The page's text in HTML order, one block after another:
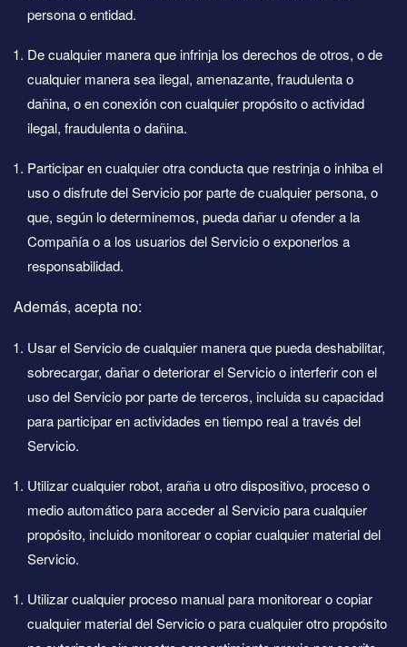
persona o entidad.
De cualquier manera que infrinja los derechos de otros, o de
cualquier manera sea ilegal, amenazante, fraudulenta o
dañina, o en conexión con cualquier propósito o actividad
ilegal, fraudulenta o dañina.
Participar en cualquier otra conducta que restrinja o inhiba el
uso o disfrute del Servicio por parte de cualquier persona, o
que, según lo determinemos, pueda dañar u ofender a la
Compañía o a los usuarios del Servicio o exponerlos a
responsabilidad.
Además, acepta no:
Usar el Servicio de cualquier manera que pueda deshabilitar,
sobrecargar, dañar o deteriorar el Servicio o interferir con el
uso del Servicio por parte de terceros, incluida su capacidad
para participar en actividades en tiempo real a través del
Servicio.
Utilizar cualquier robot, araña u otro dispositivo, proceso o
medio automático para acceder al Servicio para cualquier
propósito, incluido monitorear o copiar cualquier material del
Servicio.
Utilizar cualquier proceso manual para monitorear o copiar
cualquier material del Servicio o para cualquier otro propósito